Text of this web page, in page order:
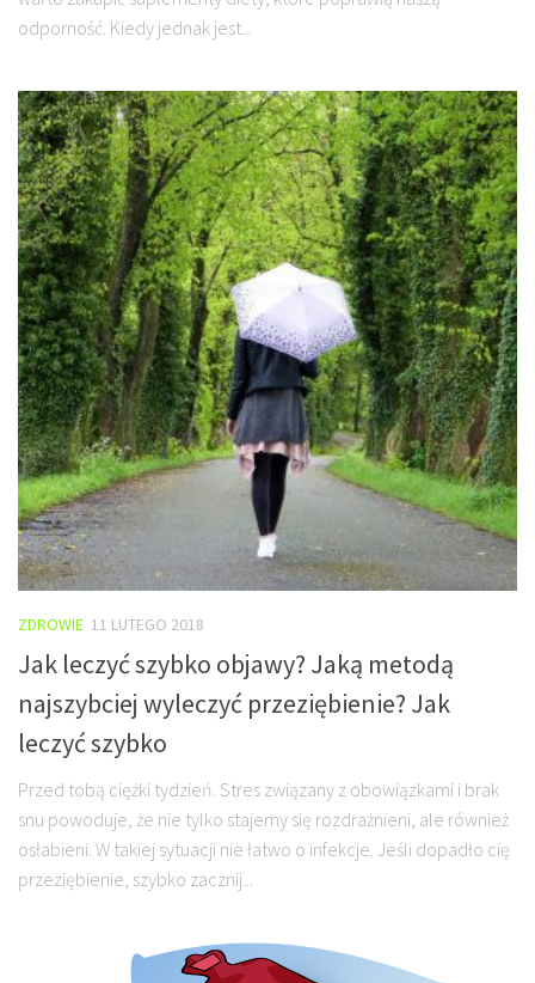
odporność. Kiedy jednak jest...
ZDROWIE 11 LUTEGO 2018
Jak leczyć szybko objawy? Jaką metodą
najszybciej wyleczyć przeziębienie? Jak
leczyć szybko
Przed tobą ciężki tydzień. Stres związany z obowiązkami i brak
snu powoduje, że nie tylko stajemy się rozdrażnieni, ale również
osłabieni. W takiej sytuacji nie łatwo o infekcje. Jeśli dopadło cię
przeziębienie, szybko zacznij...